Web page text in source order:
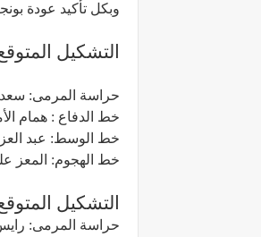
وبكل تأكيد عودة
التشكيل
حراسة المرمى:
خط الدفاع : همام
خط الوسط: عبد
خط الهجوم: المعز
التشكيل
حراسة المرمى: